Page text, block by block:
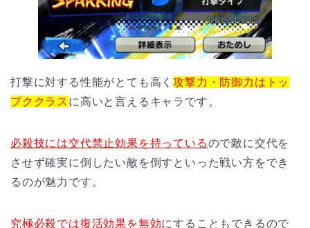
打撃に対する性能がとても高く攻撃力・防御力はトッ
プククラス に高いと言えるキャラです。
必殺技には交代禁止効果を持っているので敵に交代を
させず確実に倒したい敵を倒すといった戦い方をでき
るのが魅力です。
究極必殺では復活効果を無効にすることもできるので